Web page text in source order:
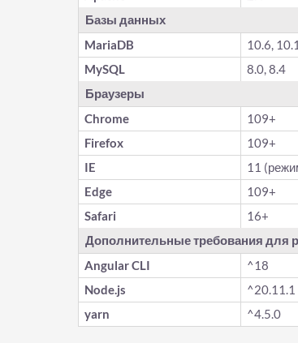
Базы данных
MariaDB
10.6,
MySQL
8.0, 8.4
Браузеры
Chrome
109+
Firefox
109+
IE
11
Edge
109+
Safari
16+
Дополнительные требования для
Angular CLI
^18
Node.js
^20.11.1
yarn
^4.5.0